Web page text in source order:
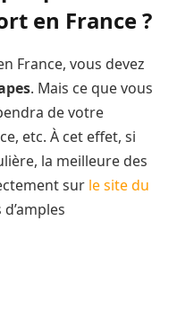
en France ?
France, vous devez
. Mais ce que vous
de votre
etc. À cet effet, si
la meilleure des
sur le site du